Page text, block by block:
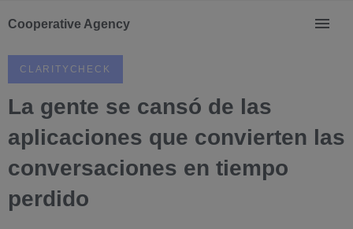
Cooperative Agency
CLARITYCHECK
La gente se cansó de las
aplicaciones que convierten las
conversaciones en tiempo
perdido